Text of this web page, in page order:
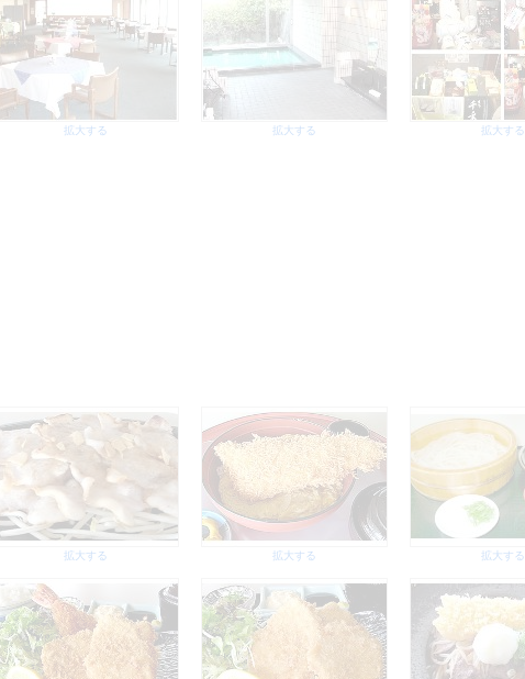
拡大する 拡大する 拡大する
拡大する 拡大する 拡大する